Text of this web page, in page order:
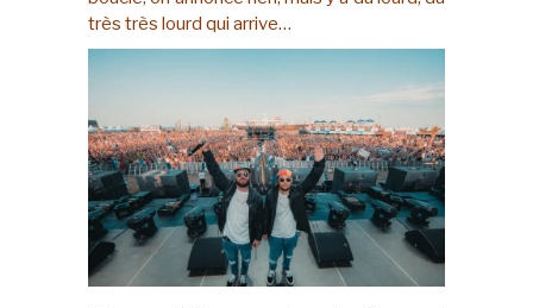
très très lourd qui arrive…